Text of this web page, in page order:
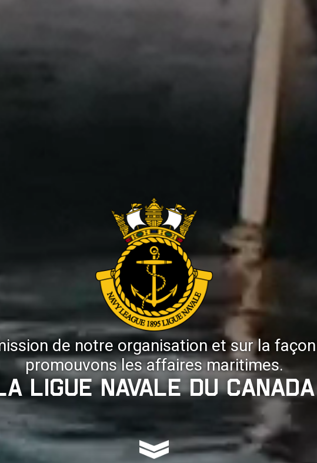
de notre organisation et sur la
promouvons les affaires maritimes.
Ligue navale du Canada